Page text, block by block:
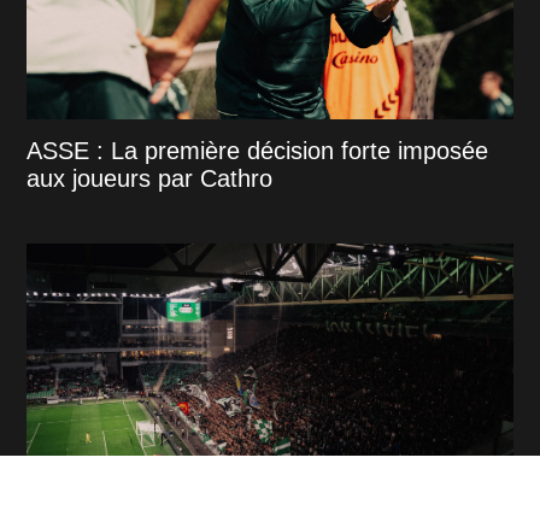
ASSE : La première décision forte imposée
aux joueurs par Cathro